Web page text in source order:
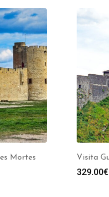
Mortes
Visita
329.00€